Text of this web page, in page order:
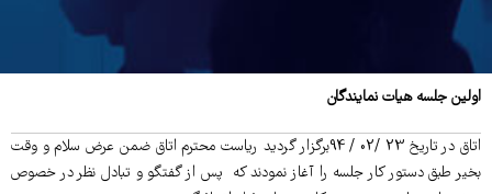
اولین جلسه هیات نمایندگان
اتاق در تاریخ 23 /02 / 94برگزار گردید ریاست محترم اتاق ضمن عرض سلام و وقت
بخیر طبق دستور کار جلسه را آغاز نمودند که پس از گفتگو و تبادل نظر در خصوص